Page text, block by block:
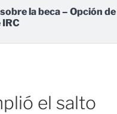
la beca – Opción de
el salto